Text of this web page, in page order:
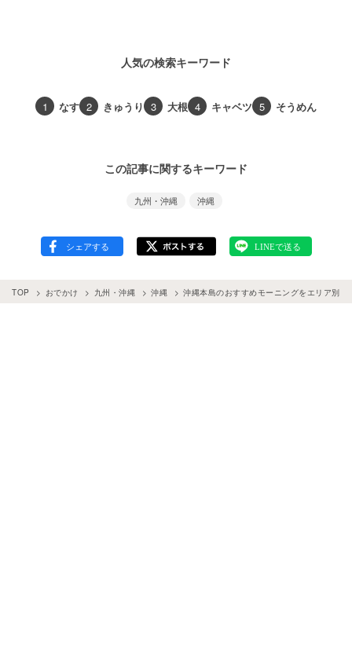
人気の検索キーワード
1 なす 2 きゅうり 3 大根 4 キャベツ 5 そうめん
この記事に関するキーワード
九州・沖縄 沖縄
TOP おでかけ 九州・沖縄 沖縄 沖縄本島のおすすめモーニングをエリア別